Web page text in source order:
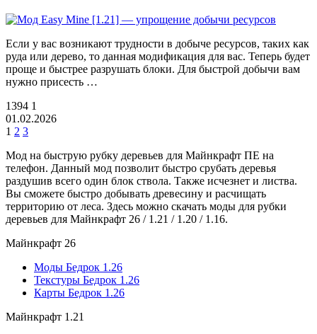
Если у вас возникают трудности в добыче ресурсов, таких как
руда или дерево, то данная модификация для вас. Теперь будет
проще и быстрее разрушать блоки. Для быстрой добычи вам
нужно присесть …
1394 1
01.02.2026
1 2 3
Мод на быструю рубку деревьев для Майнкрафт ПЕ на
телефон. Данный мод позволит быстро срубать деревья
раздушив всего один блок ствола. Также исчезнет и листва.
Вы сможете быстро добывать древесину и расчищать
территорию от леса. Здесь можно скачать моды для рубки
деревьев для Майнкрафт 26 / 1.21 / 1.20 / 1.16.
Майнкрафт 26
Моды Бедрок 1.26
Текстуры Бедрок 1.26
Карты Бедрок 1.26
Майнкрафт 1.21